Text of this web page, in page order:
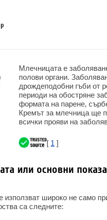
Млечницата е
полови органи.
дрождеподобни гъби от
периоди на обостряне
формата на парене,
Кремът за млечница ще
всички прояви на
[ 1 ]
или основни
използват широко не само
са следните: